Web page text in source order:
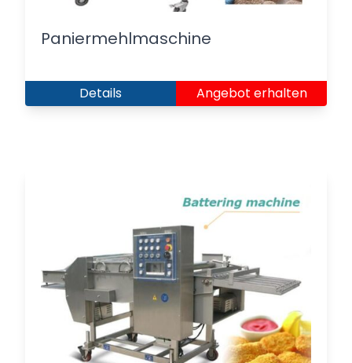
Paniermehlmaschine
Details Angebot erhalten